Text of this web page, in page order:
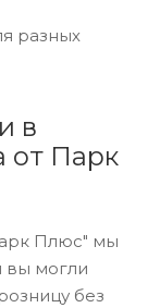
разных
в
от Парк
Плюс" мы
вы могли
без